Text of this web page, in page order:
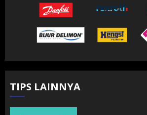
TIPS LAINNYA